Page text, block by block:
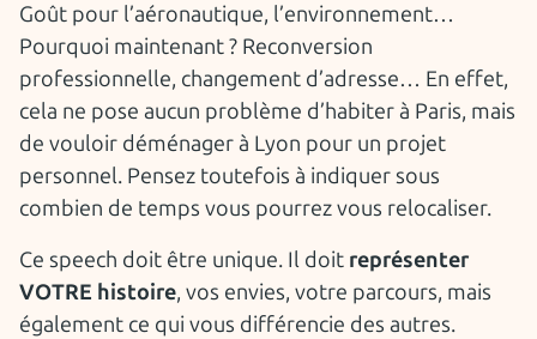
Goût pour l’aéronautique, l’environnement…
Pourquoi maintenant ? Reconversion
professionnelle, changement d’adresse… En effet,
cela ne pose aucun problème d’habiter à Paris, mais
de vouloir déménager à Lyon pour un projet
personnel. Pensez toutefois à indiquer sous
combien de temps vous pourrez vous relocaliser.
Ce speech doit être unique. Il doit représenter
VOTRE histoire, vos envies, votre parcours, mais
également ce qui vous différencie des autres.